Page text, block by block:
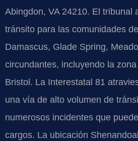
Abingdon, VA 24210. El tribunal
tránsito para las comunidades
Damascus, Glade Spring,
circundantes, incluyendo la
Bristol. La Interestatal 81
una vía de alto volumen de
numerosos incidentes que
cargos. La ubicación